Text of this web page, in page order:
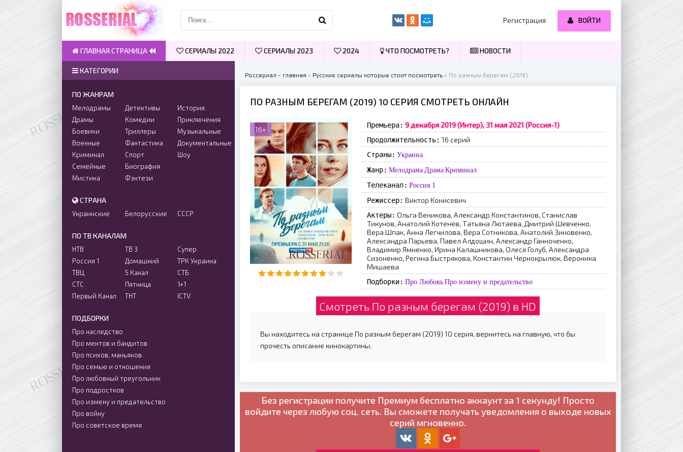
Россериал - главная » Русские сериалы которые стоит посмотреть » По разным берегам (2019)
ПО РАЗНЫМ БЕРЕГАМ (2019) 10 СЕРИЯ СМОТРЕТЬ ОНЛАЙН
16+ Премьера: 9 декабря 2019 (Интер), 31 мая 2021 (Россия-1)
Продолжительность: 16 серий
Страны: Украина
Жанр: Мелодрама Драма Криминал
Телеканал: Россия 1
Режиссер: Виктор Конисевич
Актеры: Ольга Веникова, Александр Константинов, Станислав
Тикунов, Анатолий Котенёв, Татьяна Лютаева, Дмитрий Шевченко,
Вера Шпак, Анна Легчилова, Вера Сотникова, Анатолий Зиновенко,
Александра Парьева, Павел Алдошин, Александр Ганноченко,
Владимир Ямненко, Ирина Калашникова, Олеся Голуб, Александра
Сизоненко, Регина Быстрякова, Константин Чернокрылюк, Вероника
Мишаева
Подборки: Про Любовь Про измену и предательство
Смотреть По разным берегам (2019) в HD
Вы находитесь на странице По разным берегам (2019) 10 серия, вернитесь на главную, что бы
прочесть описание кинокартины.
Без регистрации получите Премиум бесплатно аккаунт за 1 секунду! Просто
войдите через любую соц. сеть. Вы сможете получать уведомления о выходе новых
серий мгновенно.
КАТЕГОРИИ
ПО ЖАНРАМ
Мелодрамы
Драмы
Боевики
Военные
Криминал
Семейные
Мистика
Детективы
Комедии
Триллеры
Фантастика
Спорт
Биография
Фэнтези
История
Приключения
Музыкальные
Документальные
Шоу
СТРАНА
Украинские Белорусские СССР
ПО ТВ КАНАЛАМ
НТВ
Россия 1
ТВЦ
СТС
Первый Канал
ТВ 3
Домашний
5 Канал
Пятница
ТНТ
Супер
ТРК Украина
СТБ
1+1
ICTV
ПОДБОРКИ
Про наследство
Про ментов и бандитов
Про психов, маньяков
Про семью и отношения
Про любовный треугольник
Про подростков
Про измену и предательство
Про войну
Про советское время
Регистрация ВОЙТИ
ГЛАВНАЯ СТРАНИЦА СЕРИАЛЫ 2022 СЕРИАЛЫ 2023 2024 ЧТО ПОСМОТРЕТЬ? НОВОСТИ